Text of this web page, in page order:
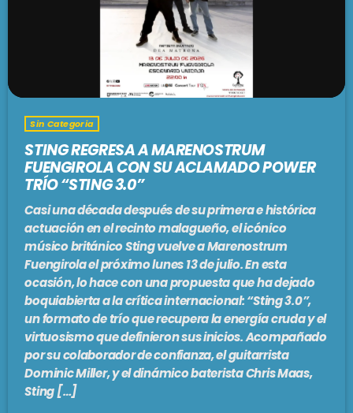
Sin Categoria
STING REGRESA A MARENOSTRUM
FUENGIROLA CON SU ACLAMADO POWER
TRÍO “STING 3.0”
Casi una década después de su primera e histórica
actuación en el recinto malagueño, el icónico
músico británico Sting vuelve a Marenostrum
Fuengirola el próximo lunes 13 de julio. En esta
ocasión, lo hace con una propuesta que ha dejado
boquiabierta a la crítica internacional: “Sting 3.0”,
un formato de trío que recupera la energía cruda y el
virtuosismo que definieron sus inicios. Acompañado
por su colaborador de confianza, el guitarrista
Dominic Miller, y el dinámico baterista Chris Maas,
Sting […]